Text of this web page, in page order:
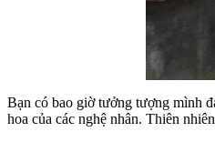
Bạn có bao giờ tưởng tượng mình
hoa của các nghệ nhân. Thiên